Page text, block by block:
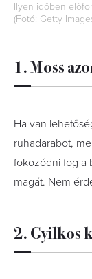
Ilyen időben
(Fotó: Getty
1. Moss
Ha van
ruhadarabot,
fokozódni fog a
magát. Nem
2. Gyilkos